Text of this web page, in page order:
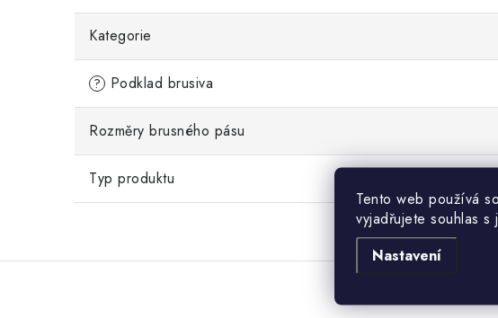
Tento web používá
vyjadřujete souhlas
Nastavení
Kategorie
? Podklad brusiva
Rozměry brusného pásu
Typ produktu